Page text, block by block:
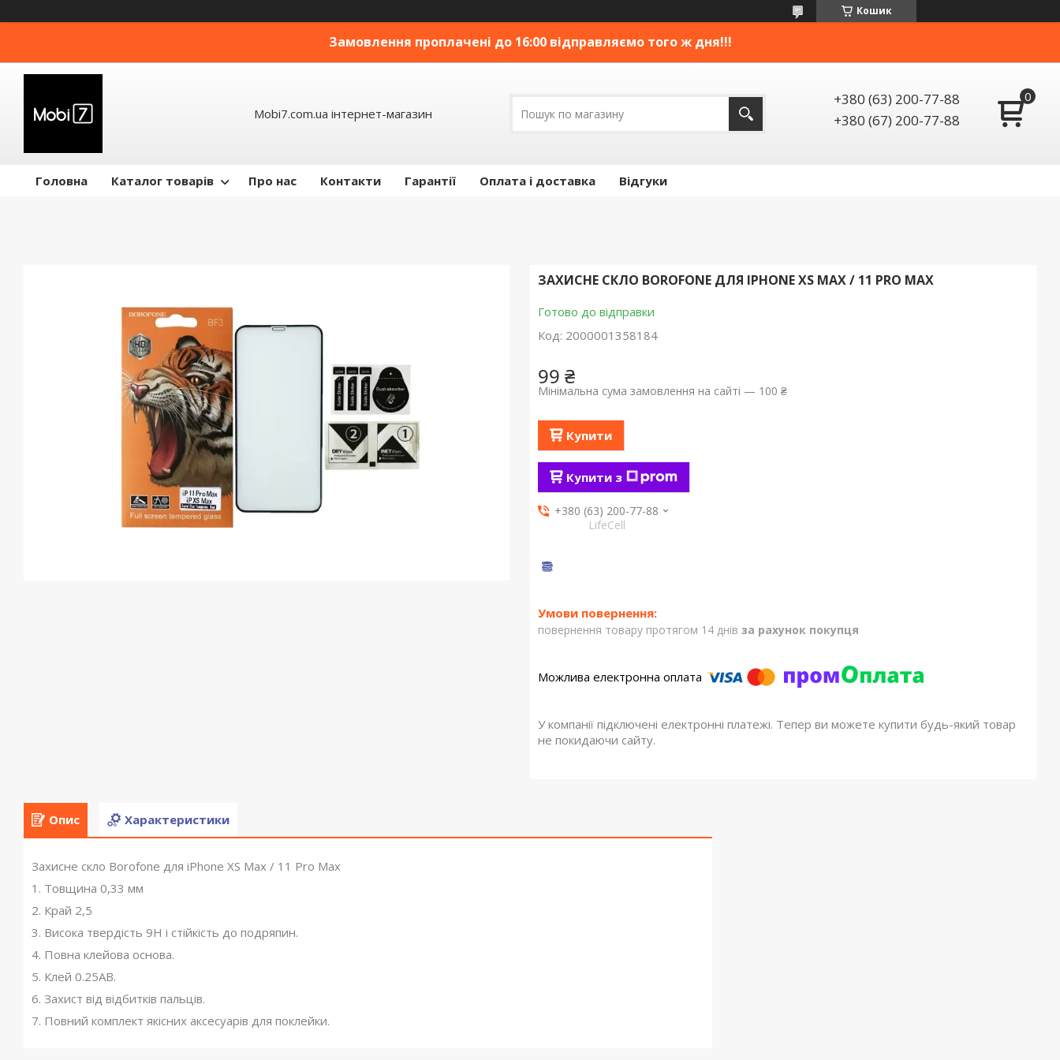
Кошик
Замовлення проплачені до 16:00 відправляємо того ж дня!!!
Mobi7.com.ua інтернет-магазин
+380 (63) 200-77-88
+380 (67) 200-77-88
Головна Каталог товарів Про нас Контакти Гарантії Оплата і доставка Відгуки
ЗАХИСНЕ СКЛО BOROFONE ДЛЯ IPHONE XS MAX / 11 PRO MAX
Готово до відправки
Код: 2000001358184
99 ₴
Мінімальна сума замовлення на сайті — 100 ₴
Купити
Купити з
+380 (63) 200-77-88
LifeCell
повернення товару протягом 14 днів за рахунок покупця
У компанії підключені електронні платежі. Тепер ви можете купити будь-який товар
не покидаючи сайту.
Опис Характеристики
Захисне скло Borofone для iPhone XS Max / 11 Pro Max
1. Товщина 0,33 мм
2. Край 2,5
3. Висока твердість 9H і стійкість до подряпин.
4. Повна клейова основа.
5. Клей 0.25AB.
6. Захист від відбитків пальців.
7. Повний комплект якісних аксесуарів для поклейки.